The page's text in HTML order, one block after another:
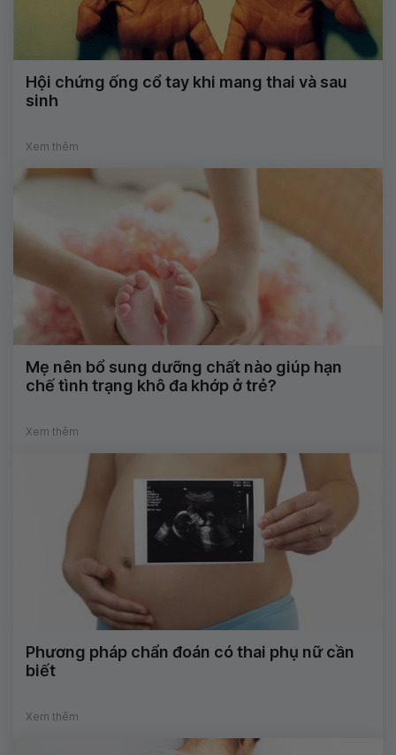
Hội chứng ống cổ tay khi mang thai và sau
sinh
Xem thêm
Mẹ nên bổ sung dưỡng chất nào giúp hạn
chế tình trạng khô đa khớp ở trẻ?
Xem thêm
Phương pháp chẩn đoán có thai phụ nữ cần
biết
Xem thêm